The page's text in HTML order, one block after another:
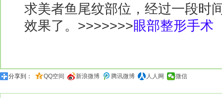
求美者鱼尾纹部位，经过一段时
效果了。>>>>>>>眼部整形手术
分享到： QQ空间 新浪微博 腾讯微博 人人网 微信